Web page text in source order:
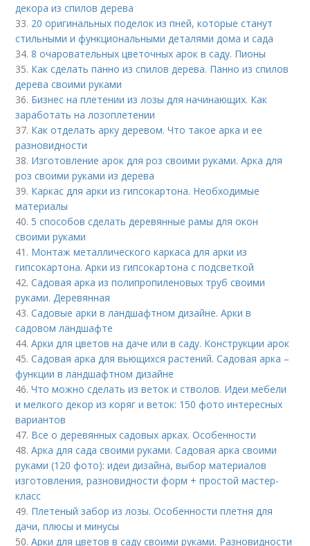
декора из спилов дерева
33. 20 оригинальных поделок из пней, которые станут
стильными и функциональными деталями дома и сада
34.8 очаровательных цветочных арок в саду. Пионы
35. Как сделать панно из спилов дерева. Панно из спилов
дерева своими руками
36. Бизнес на плетении из лозы для начинающих. Как
заработать на лозоплетении
37. Как отделать арку деревом. Что такое арка и ее
разновидности
38. Изготовление арок для роз своими руками. Арка для
роз своими руками из дерева
39. Каркас для арки из гипсокартона. Необходимые
материалы
40. 5 способов сделать деревянные рамы для окон
своими руками
41. Монтаж металлического каркаса для арки из
гипсокартона. Арки из гипсокартона с подсветкой
42.Садовая арка из полипропиленовых труб своими
руками. Деревянная
43.Садовые арки в ландшафтном дизайне. Арки в
садовом ландшафте
44.Арки для цветов на даче или в саду. Конструкции арок
45.Садовая арка для вьющихся растений. Садовая арка –
функции в ландшафтном дизайне
46.Что можно сделать из веток и стволов. Идеи мебели
и мелкого декор из коряг и веток: 150 фото интересных
вариантов
47. Все о деревянных садовых арках. Особенности
48.Арка для сада своими руками. Садовая арка своими
руками (120 фото): идеи дизайна, выбор материалов
изготовления, разновидности форм + простой мастер-
класс
49. Плетеный забор из лозы. Особенности плетня для
дачи, плюсы и минусы
50.Арки для цветов в саду своими руками. Разновидности